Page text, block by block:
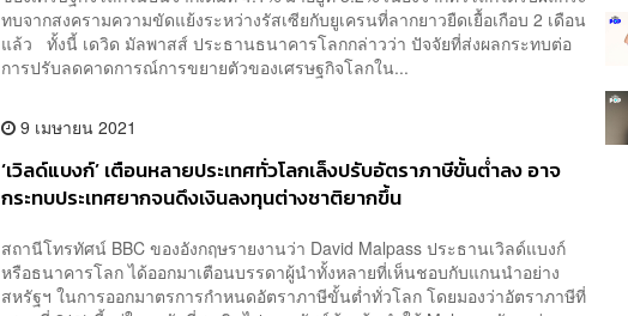
ทบจากสงครามความขัดแย้งระหว่างรัสเซียกับยูเครนที่ลากยาวยืดเยื้อเกือบ 2 เดือน
แล้ว ทั้งนี้ เดวิด มัลพาสส์ ประธานธนาคารโลกกล่าวว่า ปัจจัยที่ส่งผลกระทบต่อ
การปรับลดคาดการณ์การขยายตัวของเศรษฐกิจโลกใน...
9 เมษายน 2021
‘เวิลด์แบงก์’ เตือนหลายประเทศทั่วโลกเล็งปรับอัตราภาษีขั้นต่ำลง อาจ
กระทบประเทศยากจนดึงเงินลงทุนต่างชาติยากขึ้น
สถานีโทรทัศน์ BBC ของอังกฤษรายงานว่า David Malpass ประธานเวิลด์แบงก์
หรือธนาคารโลก ได้ออกมาเตือนบรรดาผู้นำทั้งหลายที่เห็นชอบกับแกนนำอย่าง
สหรัฐฯ ในการออกมาตรการกำหนดอัตราภาษีขั้นต่ำทั่วโลก โดยมองว่าอัตราภาษีที่